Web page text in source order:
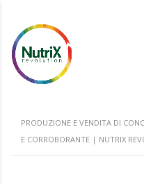
PRODUZIONE E VENDITA DI
E CORROBORANTE | NUTRIX